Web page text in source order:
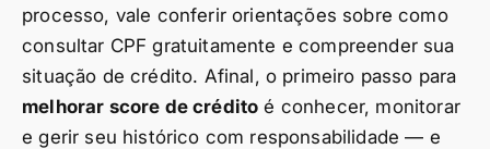
processo, vale conferir orientações sobre como
consultar CPF gratuitamente e compreender sua
situação de crédito. Afinal, o primeiro passo para
melhorar score de crédito é conhecer, monitorar
e gerir seu histórico com responsabilidade — e